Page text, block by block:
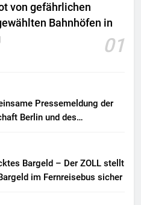
von gefährlichen
Bahnhöfen in
01
Pressemeldung der
Berlin und des
mutmaßliches
Bargeld – Der ZOLL stellt
im Fernreisebus sicher